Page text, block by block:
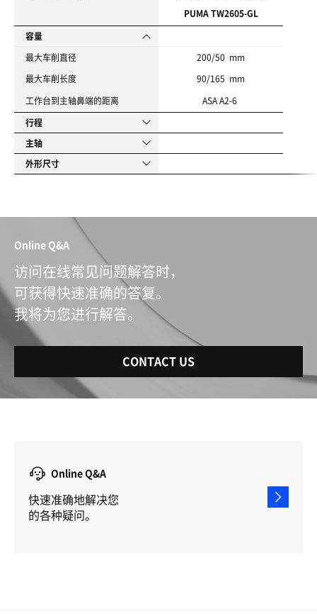
容量
最大车削直径
最大车削长度
工作台到主轴鼻端的距离
行程
主轴
外形尺寸
PUMA TW2605-GL
200/50 mm
90/165 mm
ASA A2-6
Online Q&A
访问在线常见问题解答时，
可获得快速准确的答复。
我将为您进行解答。
CONTACT US
Online Q&A
快速准确地解决您
的各种疑问。